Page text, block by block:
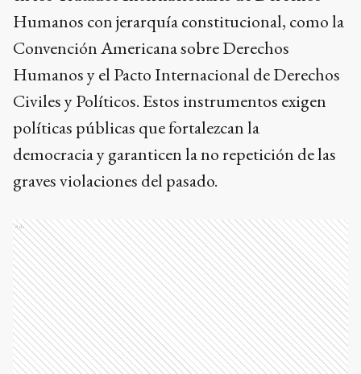
Humanos con jerarquía constitucional, como la
Convención Americana sobre Derechos
Humanos y el Pacto Internacional de Derechos
Civiles y Políticos. Estos instrumentos exigen
políticas públicas que fortalezcan la
democracia y garanticen la no repetición de las
graves violaciones del pasado.
Ads